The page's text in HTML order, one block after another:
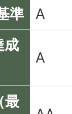
準
A
成
A
最